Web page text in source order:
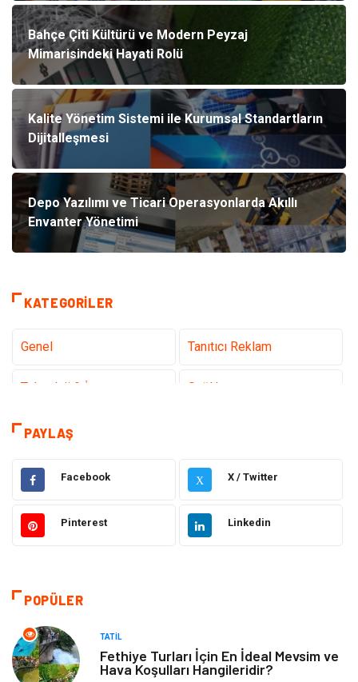
Bahçe Çiti Kültürü ve Modern Peyzaj
Mimarisindeki Hayati Rolü
Kalite Yönetim Sistemi ile Kurumsal Standartların
Dijitalleşmesi
Depo Yazılımı ve Ticari Operasyonlarda Akıllı
Envanter Yönetimi
KATEGORILER
Genel Tanıtıcı Reklam
Teknoloji & İnternet Sağlık
Eğitim & Kariyer
Hukuk Moda
Gündem Elektronik
Dekorasyon
Tatil
Alışveriş Gençlik & Eğlence
PAYLAŞ
Facebook X X / Twitter
Pinterest Linkedin
POPÜLER
TATIL
Fethiye Turları İçin En İdeal Mevsim ve
Hava Koşulları Hangileridir?